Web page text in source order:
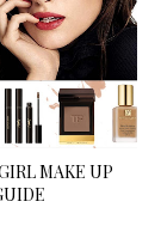
MAKE UP